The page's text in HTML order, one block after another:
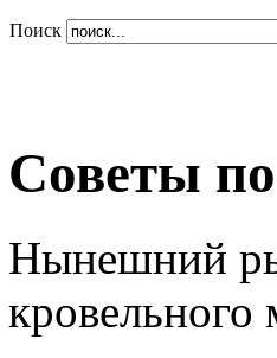
Поиск
Советы
Нынешний
кровельного